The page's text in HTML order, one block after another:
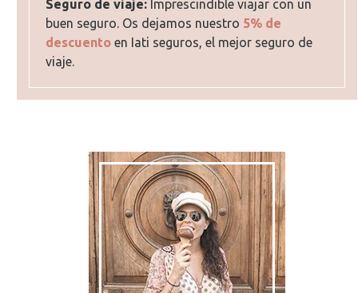
Seguro de viaje: Imprescindible viajar con un
buen seguro. Os dejamos nuestro 5% de
descuento en Iati seguros, el mejor seguro de
viaje.